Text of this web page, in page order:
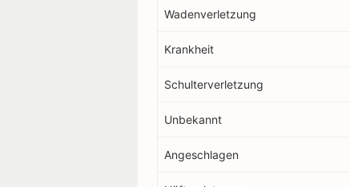
Wadenverletzung
Krankheit
Schulterverletzung
Unbekannt
Angeschlagen